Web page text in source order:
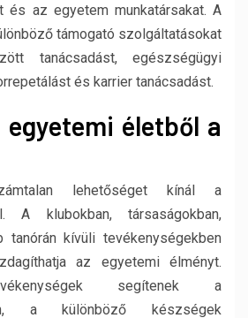
és az egyetem munkatársakat. A
támogató szolgáltatásokat
tanácsadást, egészségügyi
és karrier tanácsadást.
egyetemi életből a
lehetőséget kínál a
A klubokban, társaságokban,
tanórán kívüli tevékenységekben
az egyetemi élményt.
segítenek a
a különböző készségek